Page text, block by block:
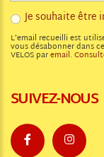
Je souhaite être
L'email recueilli est
vous désabonner dans
VELOS paremail.
SUIVEZ-NOUS